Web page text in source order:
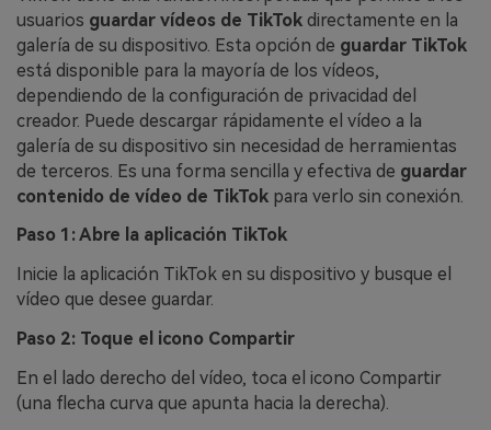
usuarios guardar vídeos de TikTok directamente en la
galería de su dispositivo. Esta opción de guardar TikTok
está disponible para la mayoría de los vídeos,
dependiendo de la configuración de privacidad del
creador. Puede descargar rápidamente el vídeo a la
galería de su dispositivo sin necesidad de herramientas
de terceros. Es una forma sencilla y efectiva de guardar
contenido de vídeo de TikTok para verlo sin conexión.
Paso 1: Abre la aplicación TikTok
Inicie la aplicación TikTok en su dispositivo y busque el
vídeo que desee guardar.
Paso 2: Toque el icono Compartir
En el lado derecho del vídeo, toca el icono Compartir
(una flecha curva que apunta hacia la derecha).